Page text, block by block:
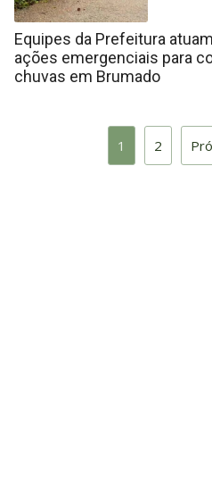
Equipes da Prefeitura
ações emergenciais para
chuvas em Brumado
1 2